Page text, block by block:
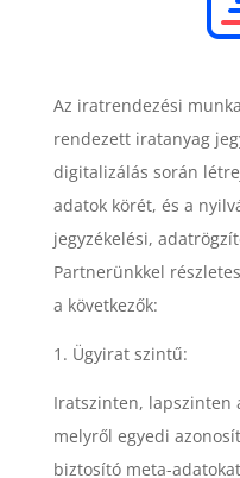
Az iratrendezési
rendezett iratanyag
digitalizálás során
adatok körét, és a
jegyzékelési,
Partnerünkkel
a következők:
Ügyirat szintű:
Iratszinten, lapszinten
melyről egyedi
biztosító meta-